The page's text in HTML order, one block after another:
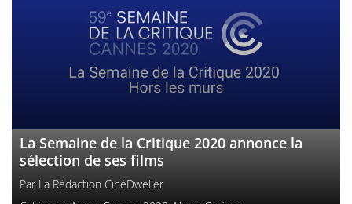
La Semaine de la Critique 2020 annonce la
sélection de ses films
Par La Rédaction CinéDweller